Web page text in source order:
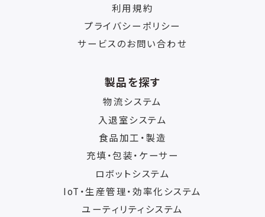
利用規約
プライバシーポリシー
サービスのお問い合わせ
製品を探す
物流システム
入退室システム
食品加工・製造
充填・包装・ケーサー
ロボットシステム
IoT・生産管理・効率化システム
ユーティリティシステム